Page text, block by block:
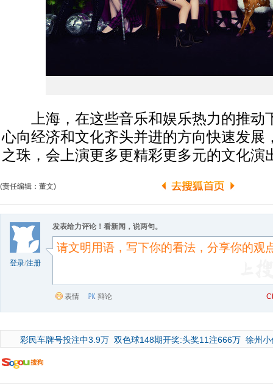
上海，在这些音乐和娱乐热力的推动
心向经济和文化齐头并进的方向快速发展
之珠，会上演更多更精彩更多元的文化演
(责任编辑：董文)
登录/注册
发表给力评论！看新闻，说两句。
表情 辩论
彩民车牌号投注中3.9万 双色球148期开奖:头奖11注666万 徐州